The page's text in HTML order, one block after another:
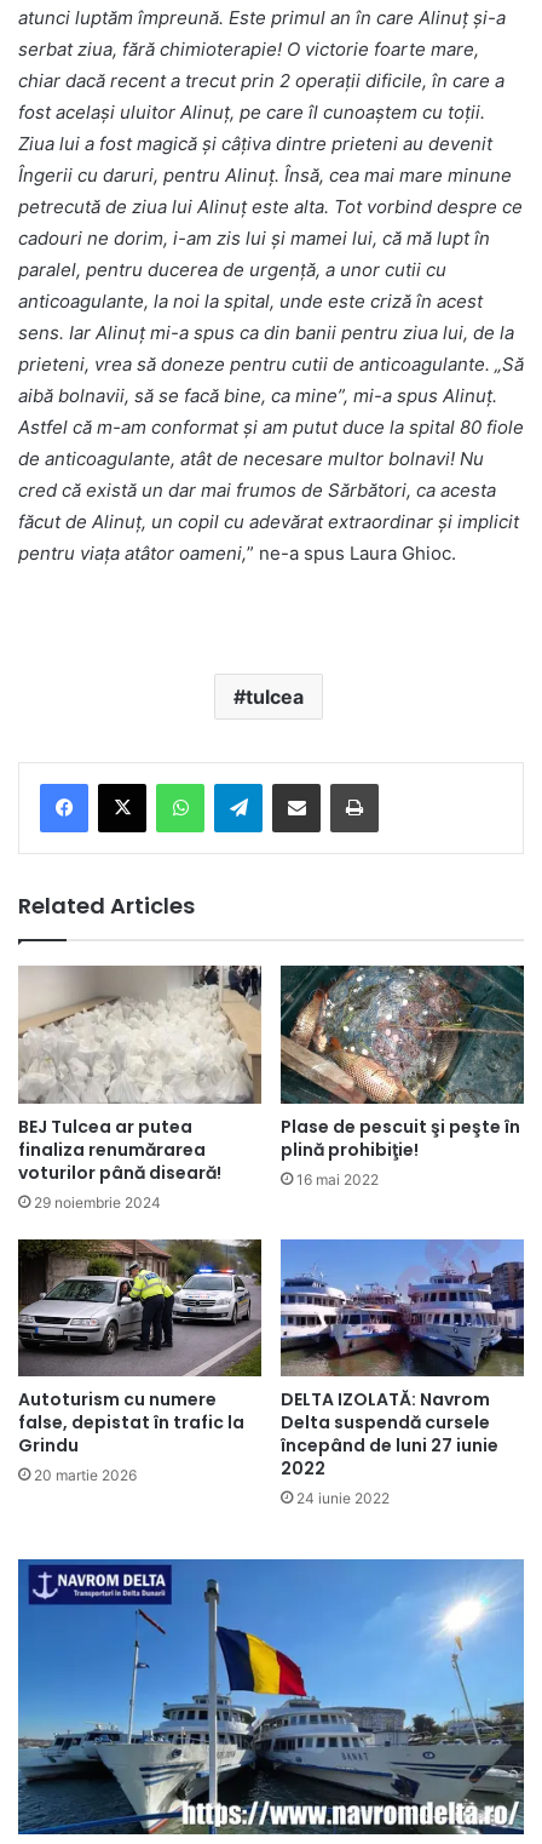
atunci luptăm împreună. Este primul an în care Alinuț și-a
serbat ziua, fără chimioterapie! O victorie foarte mare,
chiar dacă recent a trecut prin 2 operații dificile, în care a
fost același uluitor Alinuț, pe care îl cunoaștem cu toții.
Ziua lui a fost magică și câțiva dintre prieteni au devenit
Îngerii cu daruri, pentru Alinuț. Însă, cea mai mare minune
petrecută de ziua lui Alinuț este alta. Tot vorbind despre ce
cadouri ne dorim, i-am zis lui și mamei lui, că mă lupt în
paralel, pentru ducerea de urgență, a unor cutii cu
anticoagulante, la noi la spital, unde este criză în acest
sens. Iar Alinuț mi-a spus ca din banii pentru ziua lui, de la
prieteni, vrea să doneze pentru cutii de anticoagulante. „Să
aibă bolnavii, să se facă bine, ca mine”, mi-a spus Alinuț.
Astfel că m-am conformat și am putut duce la spital 80 fiole
de anticoagulante, atât de necesare multor bolnavi! Nu
cred că există un dar mai frumos de Sărbători, ca acesta
făcut de Alinuț, un copil cu adevărat extraordinar și implicit
pentru viața atâtor oameni,” ne-a spus Laura Ghioc.
tulcea
Telegram
Related Articles
BEJ Tulcea ar putea
finaliza renumărarea
voturilor până diseară!
29 noiembrie 2024
Plase de pescuit şi peşte în
plină prohibiţie!
16 mai 2022
Autoturism cu numere
false, depistat în trafic la
Grindu
20 martie 2026
DELTA IZOLATĂ: Navrom
Delta suspendă cursele
începând de luni 27 iunie
2022
24 iunie 2022